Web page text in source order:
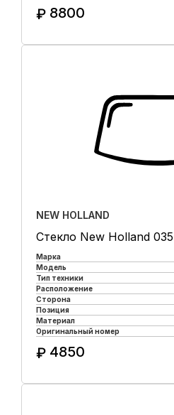
₽ 8800
NEW HOLLAND
Стекло New Holland 035
Марка
Модель
Тип техники
Расположение
Сторона
Позиция
Материал
Оригинальный номер
₽ 4850